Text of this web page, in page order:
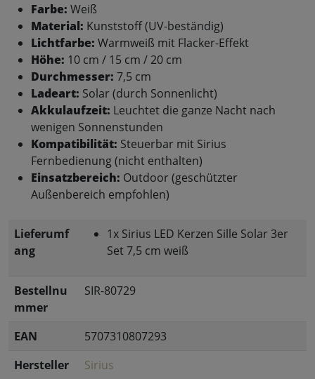
Farbe: Weiß
Material: Kunststoff (UV-beständig)
Lichtfarbe: Warmweiß mit Flacker-Effekt
Höhe: 10 cm / 15 cm / 20 cm
Durchmesser: 7,5 cm
Ladeart: Solar (durch Sonnenlicht)
Akkulaufzeit: Leuchtet die ganze Nacht nach
wenigen Sonnenstunden
Kompatibilität: Steuerbar mit Sirius
Fernbedienung (nicht enthalten)
Einsatzbereich: Outdoor (geschützter
Außenbereich empfohlen)
Lieferumf
ang
1x Sirius LED Kerzen Sille Solar 3er
Set 7,5 cm weiß
Bestellnu
mmer
SIR-80729
EAN
5707310807293
Hersteller
Sirius